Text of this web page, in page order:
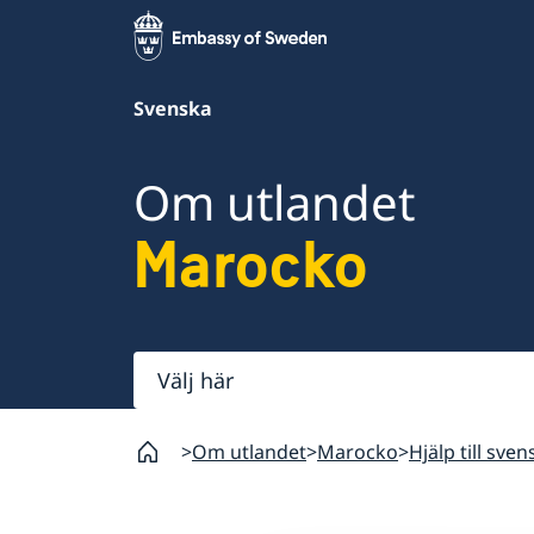
Svenska
Om utlandet
Marocko
Välj
här
Om utlandet Marocko Hjälp till